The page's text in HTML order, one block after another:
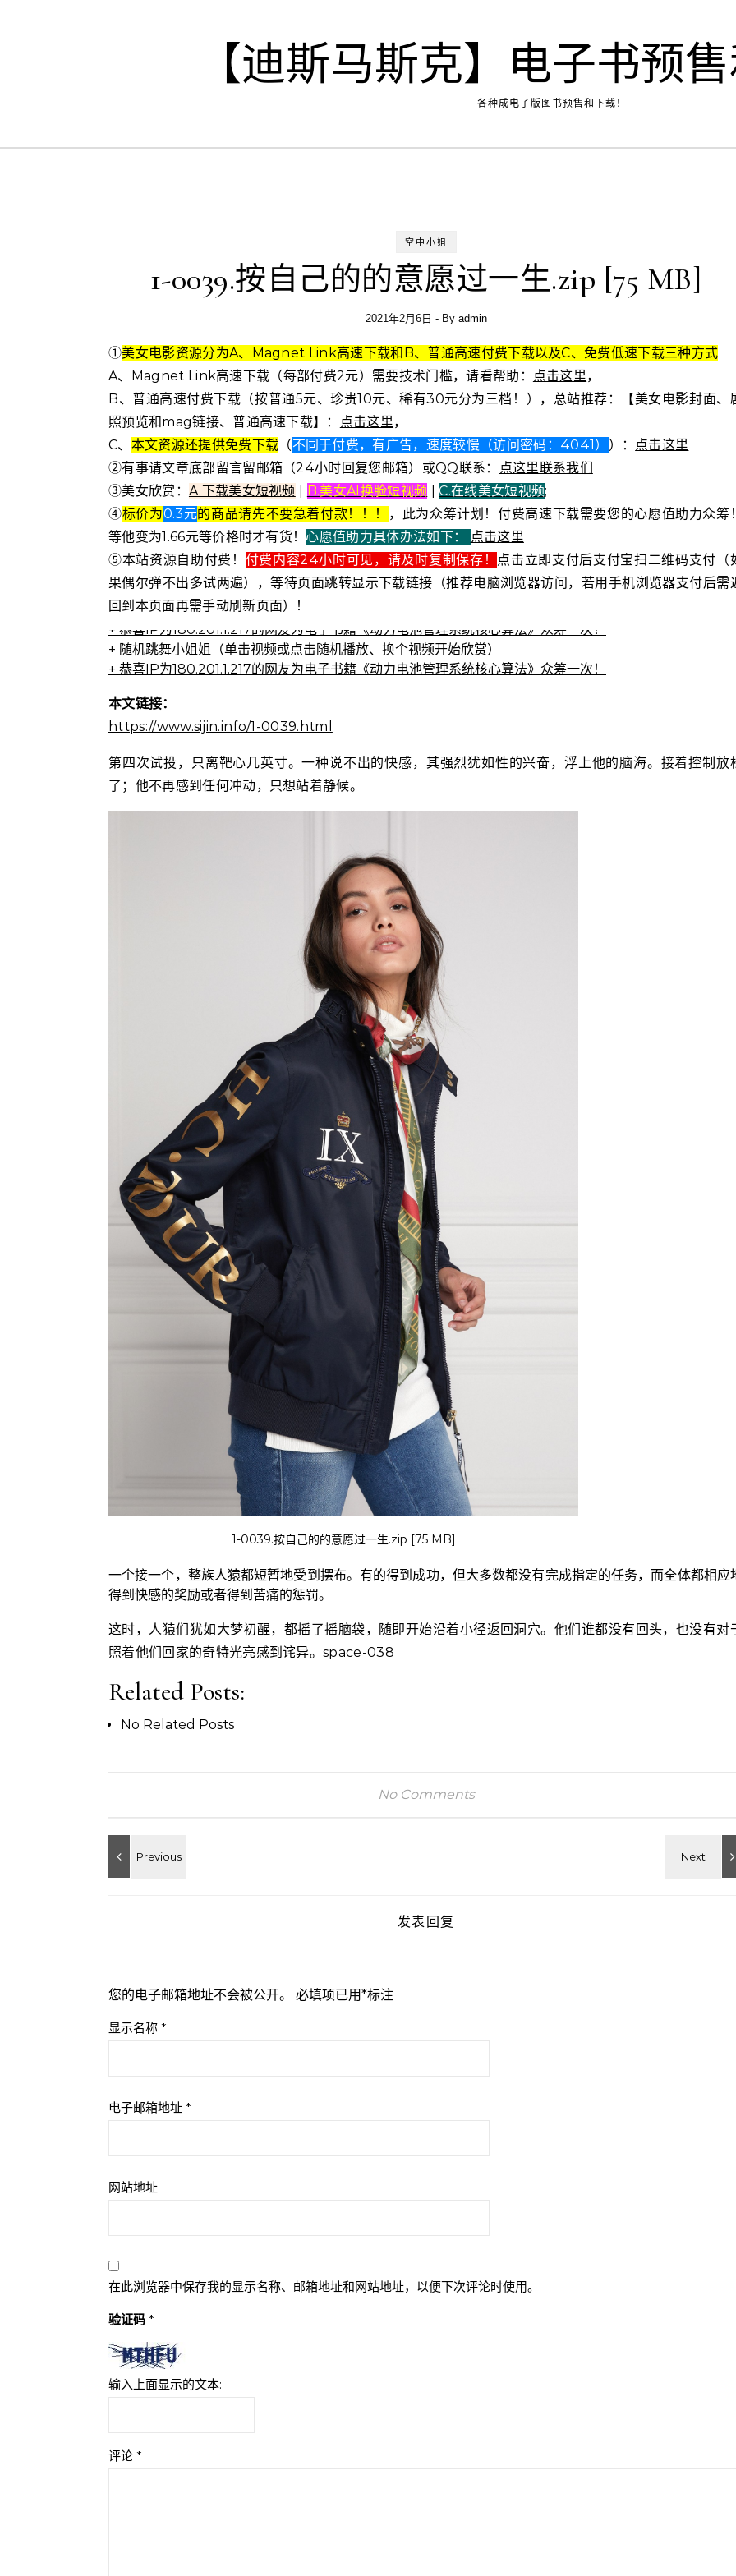
【迪斯马斯克】电子书预
各种成电子版图书预售和下载！
空中小姐
1-0039.按自己的的意愿过一生.zip [75 MB]
2021年2月6日 - By admin
①美女电影资源分为A、Magnet Link高速下载和B、普通高速付费下载以及C、免费低速下载三种方式
A、Magnet Link高速下载（每部付费2元）需要技术门槛，请看帮助：
点击这里，
B、普通高速付费下载（按普通5元、珍贵10元、稀有30元分为三档！），总站推荐：【美女电影封面、
照预览和mag链接、普通高速下载】：
点击这里，
C、 本文资源还提供免费下载 （不同于付费，有广告，速度较慢（访问密码：4041） ）： 点击这里
②有事请文章底部留言留邮箱（24小时回复您邮箱）或QQ联系：
点这里联系我们
③美女欣赏： A.下载美女短视频 B.美女AI换脸短视频 |C.在线美女短视频;
④标价为0.3元的商品请先不要急着付款！！！ ，此为众筹计划！付费高速下载需要您的心愿值助力众筹
等他变为1.66元等价格时才有货！心愿值助力具体办法如下：
点击这里
⑤本站资源自助付费！ 付费内容24小时可见，请及时复制保存！ 点击立即支付后支付宝扫二维码支付（
果偶尔弹不出多试两遍），等待页面跳转显示下载链接（推荐电脑浏览器访问，若用手机浏览器支付后需
回到本页面再需手动刷新页面）！
+ 恭喜IP为180.201.1.217的网友为电子书籍《动力电池管理系统核心算法》众筹一次！
+ 随机跳舞小姐姐（单击视频或点击随机播放、换个视频开始欣赏）
+ 恭喜IP为180.201.1.217的网友为电子书籍《动力电池管理系统核心算法》众筹一次！
本文链接：
https://www.sijin.info/1-0039.html
第四次试投，只离靶心几英寸。一种说不出的快感，其强烈犹如性的兴奋，浮上他的脑海。接着控制放
了；他不再感到任何冲动，只想站着静候。
1-0039.按自己的的意愿过一生.zip [75 MB]
一个接一个，整族人猿都短暂地受到摆布。有的得到成功，但大多数都没有完成指定的任务，而全体都相应
得到快感的奖励或者得到苦痛的惩罚。
这时，人猿们犹如大梦初醒，都摇了摇脑袋，随即开始沿着小径返回洞穴。他们谁都没有回头，也没有对
照着他们回家的奇特光亮感到诧异。space-038
Related Posts:
No Related Posts
No Comments
发表回复
您的电子邮箱地址不会被公开。 必填项已用*标注
显示名称 *
电子邮箱地址 *
网站地址
在此浏览器中保存我的显示名称、邮箱地址和网站地址，以便下次评论时使用。
验证码 *
输入上面显示的文本:
评论 *